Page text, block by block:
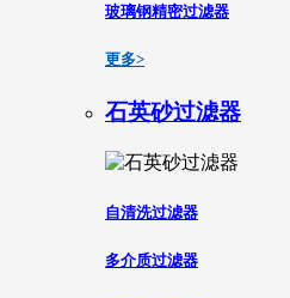
玻璃钢精密过滤器
更多>
石英砂过滤器
自清洗过滤器
多介质过滤器